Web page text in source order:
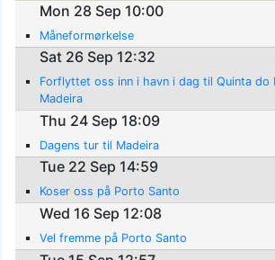
Mon 28 Sep 10:00
Måneformørkelse
Sat 26 Sep 12:32
Forflyttet oss inn i havn i dag til Quinta do
Madeira
Thu 24 Sep 18:09
Dagens tur til Madeira
Tue 22 Sep 14:59
Koser oss på Porto Santo
Wed 16 Sep 12:08
Vel fremme på Porto Santo